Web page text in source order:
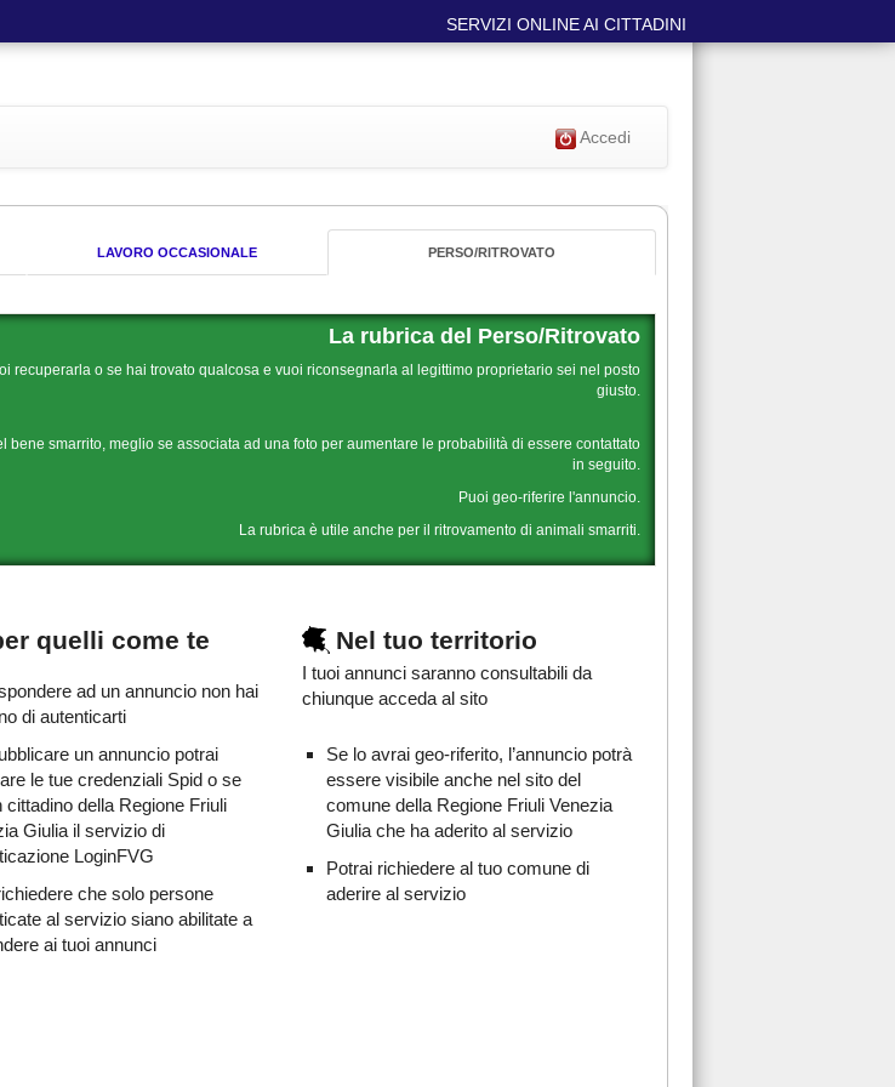
SERVIZI ONLINE AI CITTADINI
Accedi
LAVORO OCCASIONALE PERSO/RITROVATO
La rubrica del Perso/Ritrovato
recuperarla o se hai trovato qualcosa e vuoi riconsegnarla al legittimo proprietario sei nel posto
giusto.
bene smarrito, meglio se associata ad una foto per aumentare le probabilità di essere contattato
in seguito.
Puoi geo-riferire l'annuncio.
La rubrica è utile anche per il ritrovamento di animali smarriti.
quelli come te
ad un annuncio non hai
di autenticarti
un annuncio potrai
le tue credenziali Spid o se
cittadino della Regione Friuli
Giulia il servizio di
LoginFVG
che solo persone
al servizio siano abilitate a
ai tuoi annunci
Nel tuo territorio
I tuoi annunci saranno consultabili da
chiunque acceda al sito
Se lo avrai geo-riferito, l’annuncio potrà
essere visibile anche nel sito del
comune della Regione Friuli Venezia
Giulia che ha aderito al servizio
Potrai richiedere al tuo comune di
aderire al servizio